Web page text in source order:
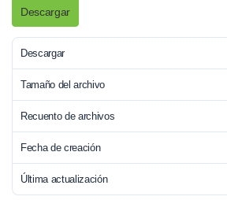
Descargar
Descargar
Tamaño del archivo
Recuento de archivos
Fecha de creación
Última actualización